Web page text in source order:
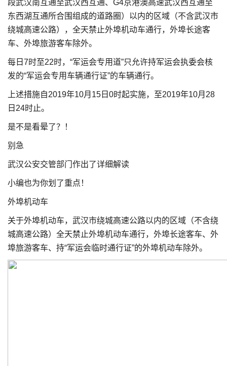
段武汉南互通至武汉西互通、G4京港澳高速武汉西互通至
东西湖互通所合围组成的道路圈）以内的区域（不含武汉市
绕城高速公路），全天禁止外埠机动车通行，外埠长途客
车、外埠旅游客车除外。
每日7时至22时，“军运会专用道”只允许持军运会执委会核
发的“军运会专用车辆通行证”的车辆通行。
上述措施自2019年10月15日0时起实施，至2019年10月28
日24时止。
是不是看晕了？！
别急
武汉公安交管部门作出了详细解读
小编也为你划了重点！
外埠机动车
关于外埠机动车，武汉市绕城高速公路以内的区域（不含绕
城高速公路）全天禁止外埠机动车通行，外埠长途客车、外
埠旅游客车、持“军运会临时通行证”的外埠机动车除外。